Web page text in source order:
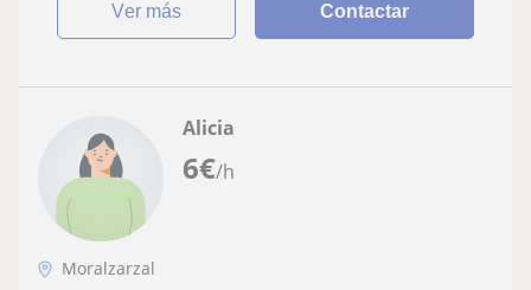
ver más Contactar
6€/h
Alicia
Moralzarzal